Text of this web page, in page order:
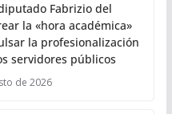
Fabrizio del
la «hora académica»
la profesionalización
servidores públicos
de 2026